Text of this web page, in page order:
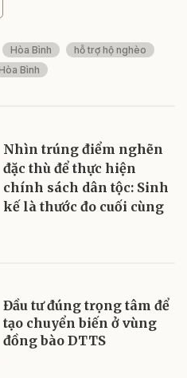
Hòa Bình
hỗ trợ hộ nghèo
Bình
Nhìn trúng điểm nghẽn
đặc thù để thực hiện
chính sách dân tộc: Sinh
kế là thước đo cuối cùng
Đầu tư đúng trọng tâm để
tạo chuyển biến ở vùng
đồng bào DTTS